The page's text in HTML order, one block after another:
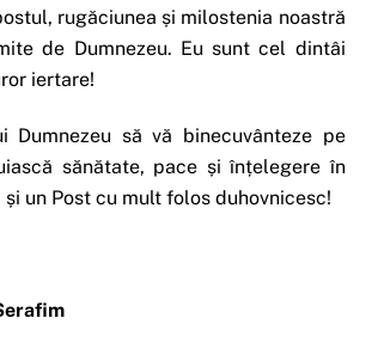
rugăciunea și milostenia noastră
de Dumnezeu. Eu sunt cel dintâi
iertare!
Dumnezeu să vă binecuvânteze pe
sănătate, pace și înțelegere în
un Post cu mult folos duhovnicesc!